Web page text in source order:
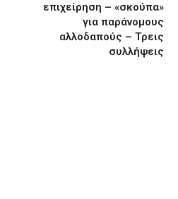
επιχείρηση – «σκούπα»
για παράνομους
αλλοδαπούς – Τρεις
συλλήψεις